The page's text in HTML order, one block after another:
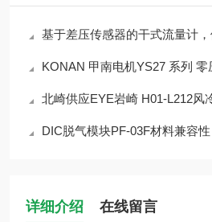
基于差压传感器的干式流量计，使设备
KONAN 甲南电机YS27 系列 零压差
北崎供应EYE岩崎 H01-L212风
DIC脱气模块PF-03F材料兼容
详细介绍 在线留言